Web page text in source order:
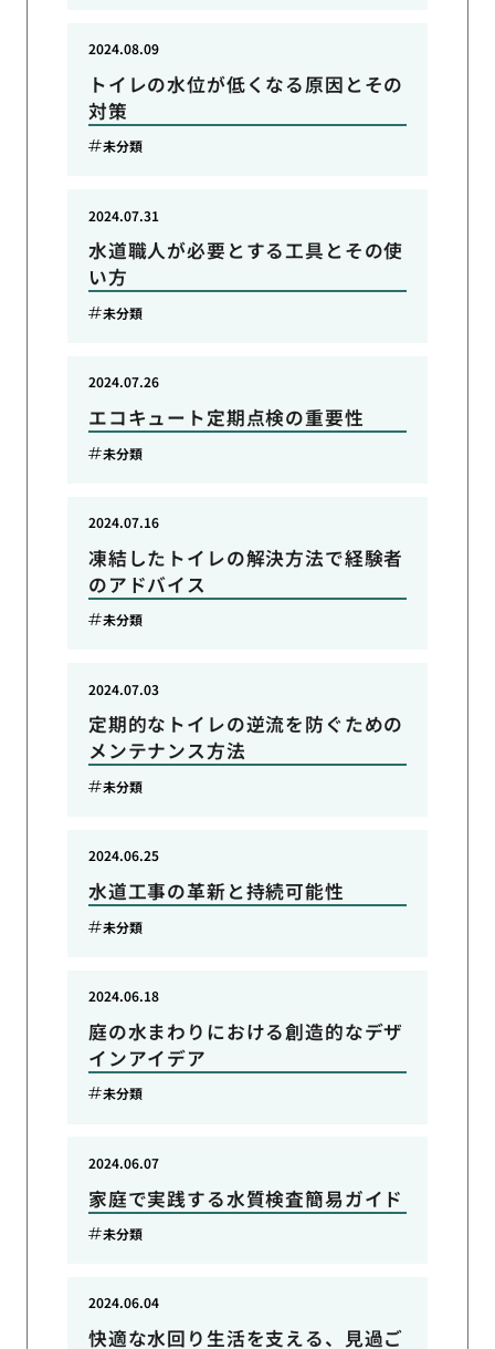
トイレの水位が低くなる原因とその
対策
2024.08.09
未分類
水道職人が必要とする工具とその使
い方
2024.07.31
未分類
エコキュート定期点検の重要性
2024.07.26
未分類
凍結したトイレの解決方法で経験者
のアドバイス
2024.07.16
未分類
定期的なトイレの逆流を防ぐための
メンテナンス方法
2024.07.03
未分類
水道工事の革新と持続可能性
2024.06.25
未分類
庭の水まわりにおける創造的なデザ
インアイデア
2024.06.18
未分類
家庭で実践する水質検査簡易ガイド
2024.06.07
未分類
快適な水回り生活を支える、見過ご
2024.06.04